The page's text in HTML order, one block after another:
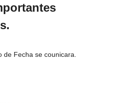
de Fecha se counicara.